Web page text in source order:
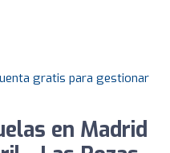
gratis para gestionar
en Madrid